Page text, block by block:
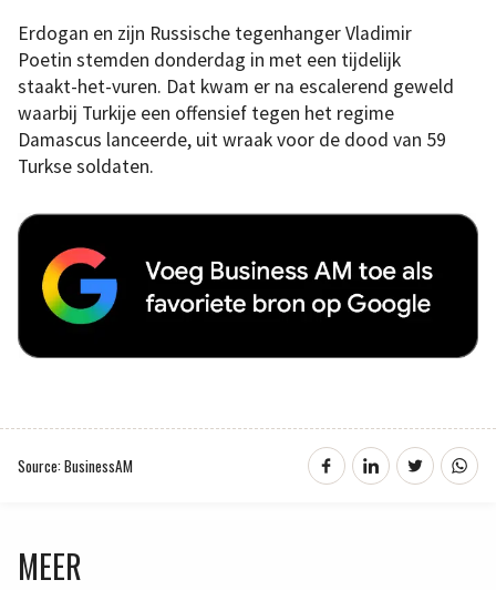
Erdogan en zijn Russische tegenhanger Vladimir
Poetin stemden donderdag in met een tijdelijk
staakt-het-vuren. Dat kwam er na escalerend geweld
waarbij Turkije een offensief tegen het regime
Damascus lanceerde, uit wraak voor de dood van 59
Turkse soldaten.
Source: BusinessAM
MEER